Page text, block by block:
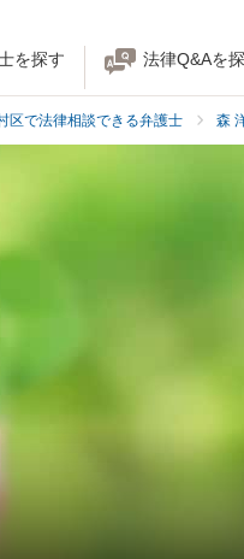
を探す 法律Q&Aを
区で法律相談できる弁護士 森